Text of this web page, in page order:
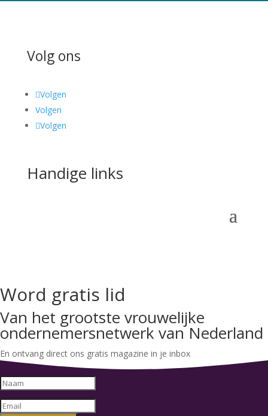
Volg ons
Volgen
Volgen
Volgen
Handige links
Word gratis lid
Van het grootste vrouwelijke
ondernemersnetwerk van Nederland
En ontvang direct ons gratis magazine in je inbox